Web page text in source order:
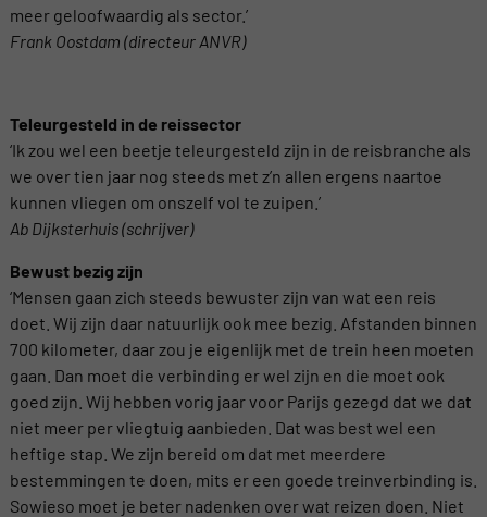
meer geloofwaardig als sector.’
Frank Oostdam (directeur ANVR)
Teleurgesteld in de reissector
‘Ik zou wel een beetje teleurgesteld zijn in de reisbranche als
we over tien jaar nog steeds met z’n allen ergens naartoe
kunnen vliegen om onszelf vol te zuipen.’
Ab Dijksterhuis (schrijver)
Bewust bezig zijn
‘Mensen gaan zich steeds bewuster zijn van wat een reis
doet. Wij zijn daar natuurlijk ook mee bezig. Afstanden binnen
700 kilometer, daar zou je eigenlijk met de trein heen moeten
gaan. Dan moet die verbinding er wel zijn en die moet ook
goed zijn. Wij hebben vorig jaar voor Parijs gezegd dat we dat
niet meer per vliegtuig aanbieden. Dat was best wel een
heftige stap. We zijn bereid om dat met meerdere
bestemmingen te doen, mits er een goede treinverbinding is.
Sowieso moet je beter nadenken over wat reizen doen. Niet